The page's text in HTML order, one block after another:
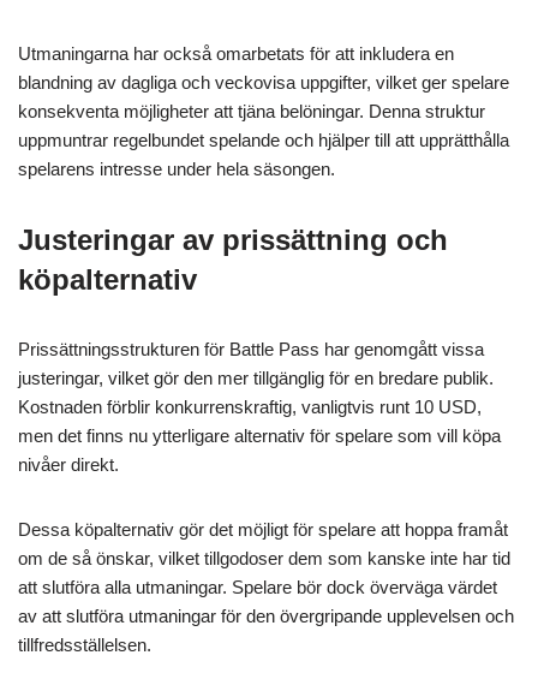
Utmaningarna har också omarbetats för att inkludera en
blandning av dagliga och veckovisa uppgifter, vilket ger spelare
konsekventa möjligheter att tjäna belöningar. Denna struktur
uppmuntrar regelbundet spelande och hjälper till att upprätthålla
spelarens intresse under hela säsongen.
Justeringar av prissättning och
köpalternativ
Prissättningsstrukturen för Battle Pass har genomgått vissa
justeringar, vilket gör den mer tillgänglig för en bredare publik.
Kostnaden förblir konkurrenskraftig, vanligtvis runt 10 USD,
men det finns nu ytterligare alternativ för spelare som vill köpa
nivåer direkt.
Dessa köpalternativ gör det möjligt för spelare att hoppa framåt
om de så önskar, vilket tillgodoser dem som kanske inte har tid
att slutföra alla utmaningar. Spelare bör dock överväga värdet
av att slutföra utmaningar för den övergripande upplevelsen och
tillfredsställelsen.